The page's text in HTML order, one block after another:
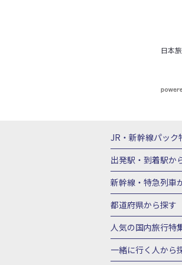
日本
JR・新幹線パック
JR・新幹線＋ホテ
出発駅・到着駅か
秋田⇔東京 新幹線
富山⇔東京 新幹線
東京→新潟 新幹線
東京→京都 新幹線
東京→広島 新幹線
新横浜⇔京都 新幹
新幹線・特急列車
北海道新幹線 旅行
上越新幹線 旅行
都道府県から探す
北海道旅
山形旅行・ツアー
茨城旅行・ツアー
人気の国内旅行特
東京ディズニーリ
一緒に行く人から